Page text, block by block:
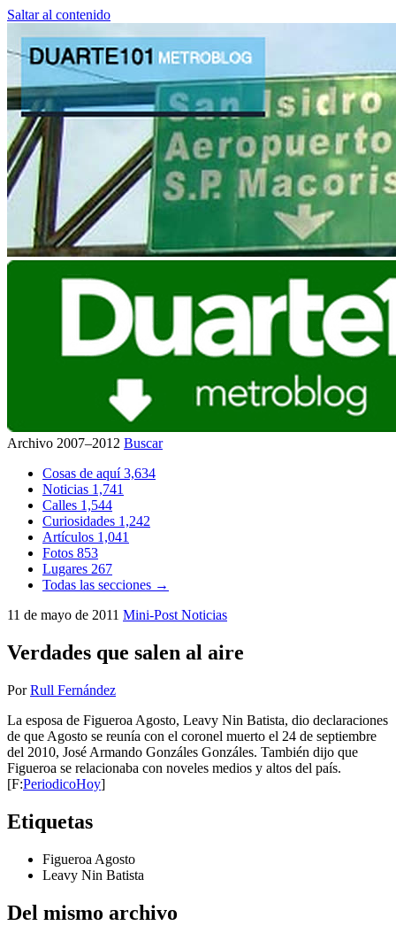
Saltar al contenido
Archivo 2007–2012 Buscar
Cosas de aquí3,634
Noticias 1,741
Calles 1,544
Curiosidades 1,242
Artículos 1,041
Fotos 853
Lugares 267
Todas las secciones →
11 de mayo de 2011 Mini-Post Noticias
Verdades que salen al aire
PorRull Fernández
La esposa de Figueroa Agosto, Leavy Nin Batista, dio declaraciones
de que Agosto se reunía con el coronel muerto el 24 de septiembre
del 2010, José Armando Gonzáles Gonzáles. También dijo que
Figueroa se relacionaba con noveles medios y altos del país.
[F:PeriodicoHoy]
Etiquetas
Figueroa Agosto
Leavy Nin Batista
Del mismo archivo